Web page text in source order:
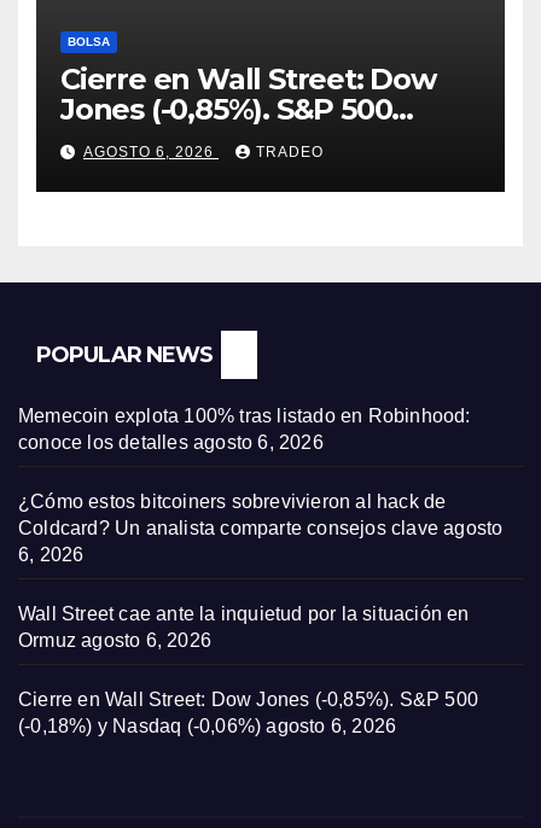
BOLSA
Cierre en Wall Street: Dow
Jones (-0,85%). S&P 500
(-0,18%) y Nasdaq (-0,06%)
AGOSTO 6, 2026 TRADEO
POPULAR NEWS
Memecoin explota 100% tras listado en Robinhood:
conoce los detalles agosto 6, 2026
¿Cómo estos bitcoiners sobrevivieron al hack de
Coldcard? Un analista comparte consejos clave agosto
6, 2026
Wall Street cae ante la inquietud por la situación en
Ormuz agosto 6, 2026
Cierre en Wall Street: Dow Jones (-0,85%). S&P 500
(-0,18%) y Nasdaq (-0,06%) agosto 6, 2026